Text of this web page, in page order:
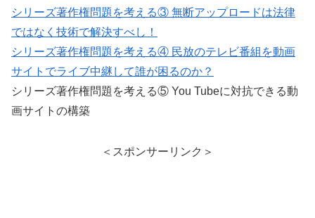
シリーズ著作権問題を考える③ 無断アップロードは法律
ではなく技術で解決すべし！
シリーズ著作権問題を考える④ 民放のテレビ番組を動画
サイトでライブ中継して誰が困るのか？
シリーズ著作権問題を考える⑤ You Tubeに対抗できる動
画サイトの構築
＜スポンサーリンク＞